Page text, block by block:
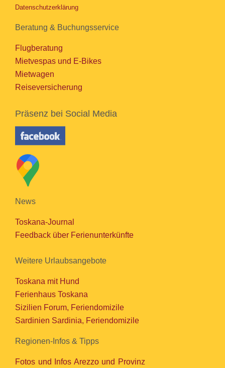
Datenschutzerklärung
Beratung & Buchungsservice
Flugberatung
Mietvespas und E-Bikes
Mietwagen
Reiseversicherung
Präsenz bei Social Media
News
Toskana-Journal
Feedback über Ferienunterkünfte
Weitere Urlaubsangebote
Toskana mit Hund
Ferienhaus Toskana
Sizilien Forum, Feriendomizile
Sardinien Sardinia, Feriendomizile
Regionen-Infos & Tipps
Fotos und Infos Arezzo und Provinz